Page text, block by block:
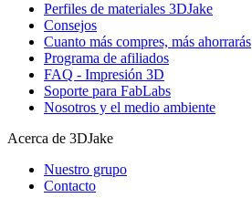
Perfiles de materiales 3DJake
Consejos
Cuanto más compres, más ahorrarás
Programa de afiliados
FAQ - Impresión 3D
Soporte para FabLabs
Nosotros y el medio ambiente
Acerca de 3DJake
Nuestro grupo
Contacto